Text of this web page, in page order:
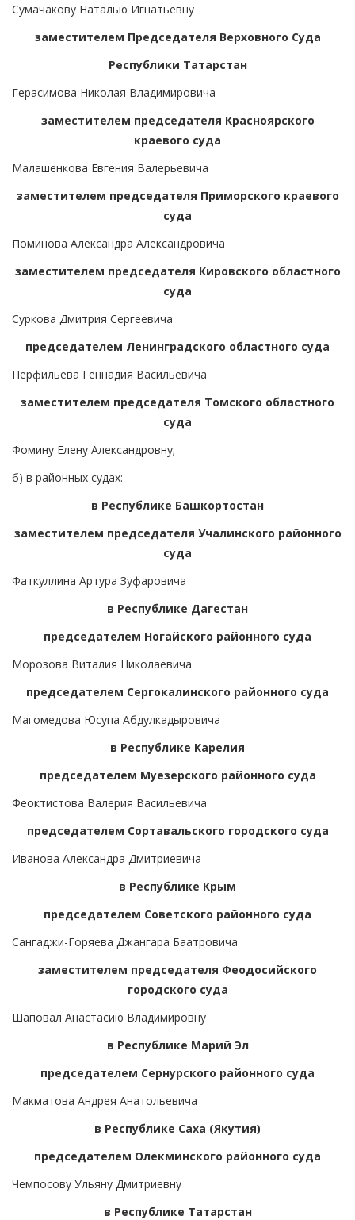
Сумачакову Наталью Игнатьевну
заместителем Председателя Верховного Суда
Республики Татарстан
Герасимова Николая Владимировича
заместителем председателя Красноярского
краевого суда
Малашенкова Евгения Валерьевича
заместителем председателя Приморского краевого
суда
Поминова Александра Александровича
заместителем председателя Кировского областного
суда
Суркова Дмитрия Сергеевича
председателем Ленинградского областного суда
Перфильева Геннадия Васильевича
заместителем председателя Томского областного
суда
Фомину Елену Александровну;
б) в районных судах:
в Республике Башкортостан
заместителем председателя Учалинского районного
суда
Фаткуллина Артура Зуфаровича
в Республике Дагестан
председателем Ногайского районного суда
Морозова Виталия Николаевича
председателем Сергокалинского районного суда
Магомедова Юсупа Абдулкадыровича
в Республике Карелия
председателем Муезерского районного суда
Феоктистова Валерия Васильевича
председателем Сортавальского городского суда
Иванова Александра Дмитриевича
в Республике Крым
председателем Советского районного суда
Сангаджи-Горяева Джангара Баатровича
заместителем председателя Феодосийского
городского суда
Шаповал Анастасию Владимировну
в Республике Марий Эл
председателем Сернурского районного суда
Макматова Андрея Анатольевича
в Республике Саха (Якутия)
председателем Олекминского районного суда
Чемпосову Ульяну Дмитриевну
в Республике Татарстан